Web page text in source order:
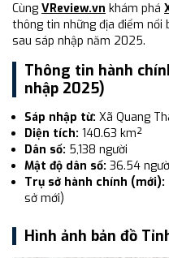
Cùng VReview.vn khám phá
thông tin những địa điểm nổi
sau sáp nhập năm 2025.
Thông tin hành
nhập 2025)
Sáp nhập từ: Xã Quang
Diện tích: 140.63 km²
Dân số: 5,138 người
Mật độ dân số: 36.54
Trụ sở hành chính (mới):
sở mới)
Hình ảnh bản đồ